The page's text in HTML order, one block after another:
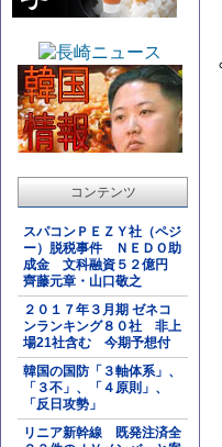
コンテンツ
スパコンＰＥＺＹ社（ペジ
ー）脱税事件 ＮＥＤＯ助
成金 文科融資５２億円
齊藤元章・山口敬之
２０１７年３月期 ゼネコ
ンランキング８０社 非上
場21社含む 今期予想付
韓国の国防「３軸体系」、
「３不」、「４原則」、
「反日攻勢」
リニア新幹線 既発注済全